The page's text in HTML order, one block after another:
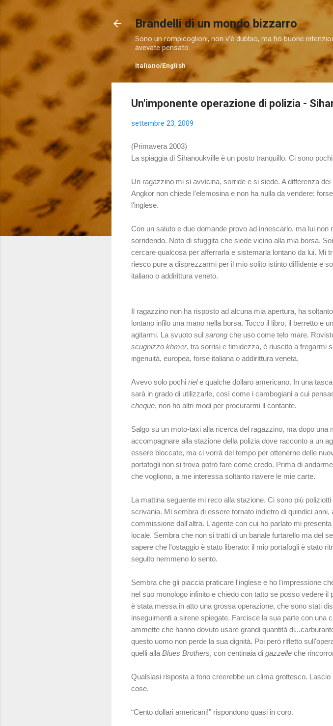
Passa ai
Brandelli di un mondo bizzarro
Sono un rompicoglioni, non v'è dubbio, ma ho buone
avevate pensato.
Italiano/English
Un'imponente operazione di polizia -
settembre 23, 2009
(Primavera 2003)
La spiaggia di Sihanoukville è un posto tranquillo. Ci sono
Un ragazzino mi si avvicina, sorride e si siede. A differenza
Angkor non chiede l'elemosina e non ha nulla da vendere:
l'inglese.
Con un saluto e due domande provo ad innescarlo, ma lui non
sorridendo. Noto di sfuggita che siede vicino alla mia borsa.
cercare qualcosa per afferrarla e sistemarla lontano da lui. Mi
riesco pure a disprezzarmi per il mio solito istinto diffidente e
italiano o addirittura veneto.
Il ragazzino non ha risposto ad alcuna mia apertura, ha
lontano infilo una mano nella borsa. Tocco il libro, il berretto e
agitarmi. La svuoto sul sarong che uso come telo mare.
scugnizzo khmer, tra sorrisi e timidezza, è riuscito a fregarmi
ingenuità, europea, forse italiana o addirittura veneta.
Avevo solo pochi riele qualche dollaro americano. In una
sarà in grado di utilizzarle, così come i cambogiani a cui
cheque, non ho altri modi per procurarmi il contante.
Salgo su un moto-taxi alla ricerca del ragazzino, ma dopo
accompagnare alla stazione della polizia dove racconto a un
essere bloccate, ma ci vorrà del tempo per ottenerne delle
portafogli non si trova potrò fare come credo. Prima di
che vogliono, a me interessa soltanto riavere le mie carte.
La mattina seguente mi reco alla stazione. Ci sono più
scrivania. Mi sembra di essere tornato indietro di quindici
commissione dall'altra. L'agente con cui ho parlato mi
locale. Sembra che non si tratti di un banale furtarello ma del
sapere che l'ostaggio è stato liberato: il mio portafogli è stato
seguito nemmeno lo sento.
Sembra che gli piaccia praticare l'inglese e ho l'impressione
nel suo monologo infinito e chiedo con tatto se posso vedere
è stata messa in atto una grossa operazione, che sono stati
inseguimenti a sirene spiegate. Farcisce la sua parte con
ammette che hanno dovuto usare grandi quantità
questo uomo non perde la sua dignità. Poi però rifletto
quelli alla Blues Brothers, con centinaia di gazzelle che
Qualsiasi risposta a tono creerebbe un clima grottesco.
cose.
“Cento dollari americani!” rispondono quasi in coro.